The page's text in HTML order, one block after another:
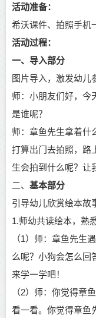
活动准备：
希沃课件、拍照手机
活动过程：
一、导入部分
图片导入，激发幼儿
师：小朋友们好，今
是谁呢？
师：章鱼先生拿着什
打算出门去拍照，路
生会拍到什么呢？让
二、 基本部分
引导幼儿欣赏绘本故
1.师幼共读绘本，熟
（1）师：章鱼先生
么呢？小狗会怎么回
来学一学吧！
（2）师：你觉得章
看一看。你觉得章鱼